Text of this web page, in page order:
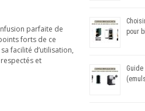
parfaite de
forts de ce
facilité d’utilisation,
et
pour